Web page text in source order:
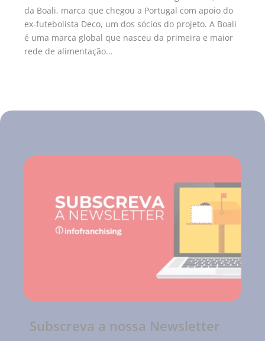
da Boali, marca que chegou a Portugal com apoio do
ex-futebolista Deco, um dos sócios do projeto. A Boali
é uma marca global que nasceu da primeira e maior
rede de alimentação...
Subscreva a nossa Newsletter